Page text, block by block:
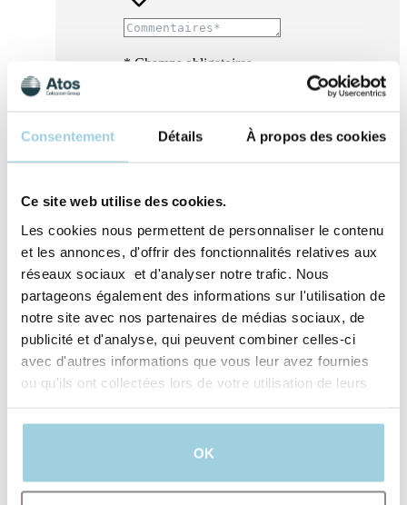
Consentement Détails À propos des cookies
Ce site web utilise des cookies.
Les cookies nous permettent de personnaliser le contenu
et les annonces, d'offrir des fonctionnalités relatives aux
réseaux sociaux et d'analyser notre trafic. Nous
partageons également des informations sur l'utilisation de
notre site avec nos partenaires de médias sociaux, de
publicité et d'analyse, qui peuvent combiner celles-ci
avec d'autres informations que vous leur avez fournies
ou qu'ils ont collectées lors de votre utilisation de leurs
OK
* Champs obligatoires
J’accepte qu’Atos Medical traite mes données
produits et services offerts par Atos Medical.
confidentialité.​